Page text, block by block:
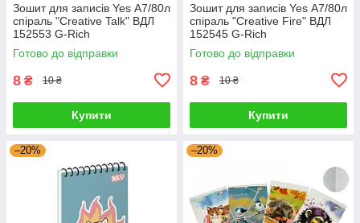
Зошит для записів Yes А7/80л
спіраль "Creative Talk" ВДЛ
152553 G-Rich
Готово до відправки
8 ₴ 10 ₴
Купити
Зошит для записів Yes А7/80л
спіраль "Creative Fire" ВДЛ
152545 G-Rich
Готово до відправки
8 ₴ 10 ₴
Купити
–20% –20%